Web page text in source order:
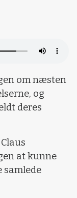
om næsten
og
deres
at kunne
samlede